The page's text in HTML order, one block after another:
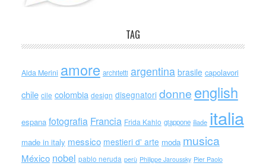
TAG
Alda Merini amore architetti argentina brasile capolavori
chile cile colombia design disegnatori donne english
espana fotografia Francia Frida Kahlo giappone iliade italia
made in italy messico mestieri d' arte moda musica
México nobel pablo neruda perù Philippe Jaroussky Pier Paolo